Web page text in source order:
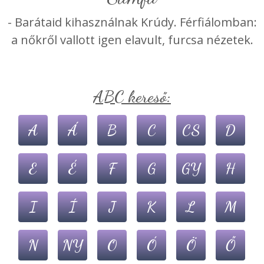
- Barátaid kihasználnak Krúdy. Férfiálomban:
a nőkről vallott igen elavult, furcsa nézetek.
ABC kereső:
A Á B C CS D
E É F G GY H
I Í J K L M
N NY O Ó Ö Ő